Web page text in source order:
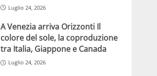
Luglio 24, 2026
A Venezia arriva Orizzonti Il
colore del sole, la coproduzione
tra Italia, Giappone e Canada
Luglio 24, 2026